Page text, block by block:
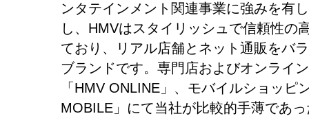
ンタテインメント関連事業に強みを有
し、HMVはスタイリッシュで信頼性の
ており、リアル店舗とネット通販をバ
ブランドです。専門店およびオンライ
「HMV ONLINE」、モバイルショッピ
MOBILE」にて当社が比較的手薄であ